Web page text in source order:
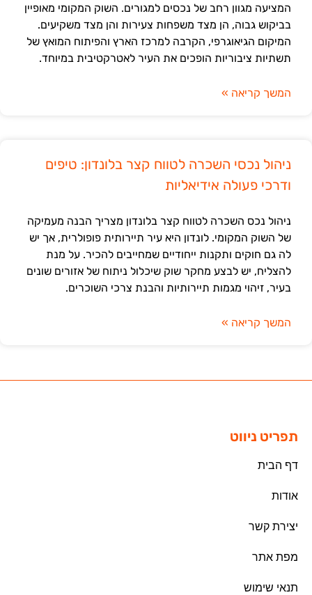
המציעה מגוון רחב של נכסים למגורים. השוק המקומי מאופיין
בביקוש גבוה, הן מצד משפחות צעירות והן מצד משקיעים.
המיקום הגיאוגרפי, הקרבה למרכז הארץ והפיתוח המואץ של
תשתיות ציבוריות הופכים את העיר לאטרקטיבית במיוחד.
המשך קריאה »
ניהול נכסי השכרה לטווח קצר בלונדון: טיפים
ודרכי פעולה אידיאליות
ניהול נכס השכרה לטווח קצר בלונדון מצריך הבנה מעמיקה
של השוק המקומי. לונדון היא עיר תיירותית פופולרית, אך יש
לה גם חוקים ותקנות ייחודיים שמחייבים להכיר. על מנת
להצליח, יש לבצע מחקר שוק שיכלול ניתוח של אזורים שונים
בעיר, זיהוי מגמות תיירותיות והבנת צרכי השוכרים.
המשך קריאה »
תפריט ניווט
דף הבית
אודות
יצירת קשר
מפת אתר
תנאי שימוש